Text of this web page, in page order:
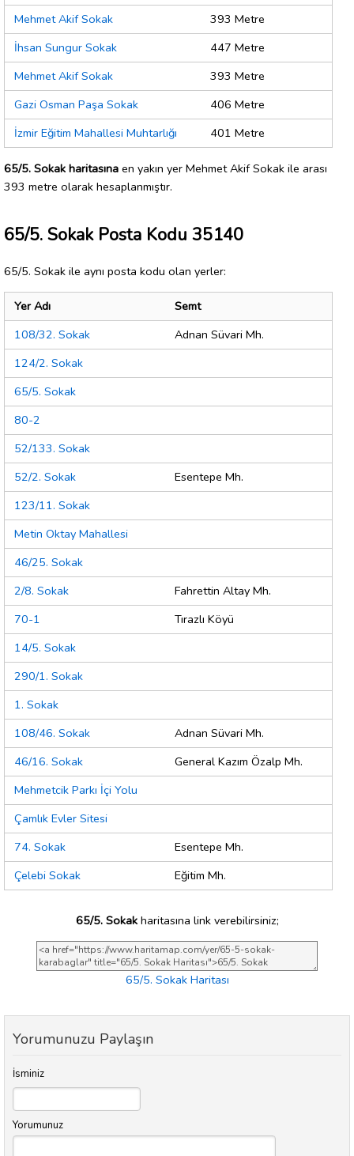
Mehmet Akif Sokak
393 Metre
İhsan Sungur Sokak
447 Metre
Mehmet Akif Sokak
393 Metre
Gazi Osman Paşa Sokak
406 Metre
İzmir Eğitim Mahallesi Muhtarlığı
401 Metre
65/5. Sokak haritasına en yakın yer Mehmet Akif Sokak ile arası
393 metre olarak hesaplanmıştır.
65/5. Sokak Posta Kodu 35140
65/5. Sokak ile aynı posta kodu olan yerler:
Yer Adı
Semt
108/32. Sokak
Adnan Süvari Mh.
124/2. Sokak
65/5. Sokak
80-2
52/133. Sokak
52/2. Sokak
Esentepe Mh.
123/11. Sokak
Metin Oktay Mahallesi
46/25. Sokak
2/8. Sokak
Fahrettin Altay Mh.
70-1
Tırazlı Köyü
14/5. Sokak
290/1. Sokak
1. Sokak
108/46. Sokak
Adnan Süvari Mh.
46/16. Sokak
General Kazım Özalp Mh.
Mehmetcik Parkı İçi Yolu
Çamlık Evler Sitesi
74. Sokak
Esentepe Mh.
Çelebi Sokak
Eğitim Mh.
65/5. Sokakharitasına link verebilirsiniz;
65/5. Sokak Haritası
Yorumunuzu Paylaşın
İsminiz
Yorumunuz